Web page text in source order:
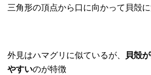
三角形の頂点から口に向かって貝殻に
外見はハマグリに似ているが、
貝殻
やすいのが特徴